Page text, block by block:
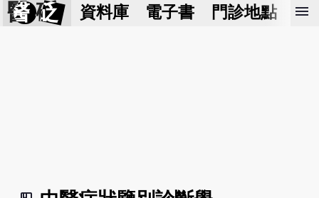
醫 砭 資料庫 電子書 門診地點 預
menu